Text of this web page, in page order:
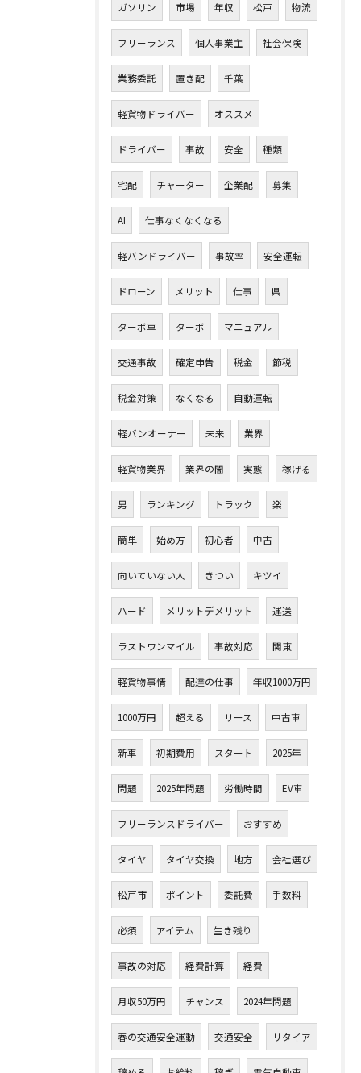
ガソリン 市場 年収 松戸 物流
フリーランス 個人事業主 社会保険
業務委託 置き配 千葉
軽貨物ドライバー オススメ
ドライバー 事故 安全 種類
宅配 チャーター 企業配 募集
AI 仕事なくなくなる
軽バンドライバー 事故率 安全運転
ドローン メリット 仕事 県
ターボ車 ターボ マニュアル
交通事故 確定申告 税金 節税
税金対策 なくなる 自動運転
軽バンオーナー 未来 業界
軽貨物業界 業界の闇 実態 稼げる
男 ランキング トラック 楽
簡単 始め方 初心者 中古
向いていない人 きつい キツイ
ハード メリットデメリット 運送
ラストワンマイル 事故対応 関東
軽貨物事情 配達の仕事 年収1000万円
1000万円 超える リース 中古車
新車 初期費用 スタート 2025年
問題 2025年問題 労働時間 EV車
フリーランスドライバー おすすめ
タイヤ タイヤ交換 地方 会社選び
松戸市 ポイント 委託費 手数料
必須 アイテム 生き残り
事故の対応 経費計算 経費
月収50万円 チャンス 2024年問題
春の交通安全運動 交通安全 リタイア